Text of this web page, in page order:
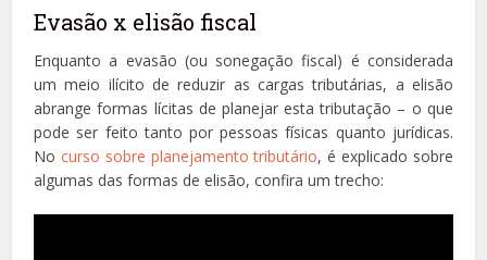
Evasão x elisão fiscal
Enquanto a evasão (ou sonegação fiscal) é considerada
um meio ilícito de reduzir as cargas tributárias, a elisão
abrange formas lícitas de planejar esta tributação – o que
pode ser feito tanto por pessoas físicas quanto jurídicas.
Nocurso sobre planejamento tributário, é explicado sobre
algumas das formas de elisão, confira um trecho: